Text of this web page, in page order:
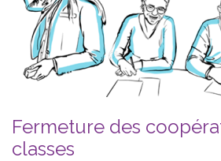
Fermeture des
classes